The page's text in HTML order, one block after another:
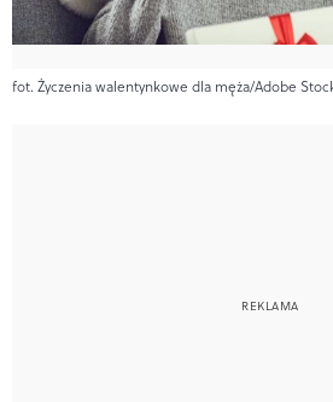
fot. Życzenia walentynkowe dla męża/Adobe